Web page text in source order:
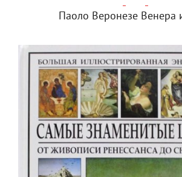
Паоло Веронезе Венера